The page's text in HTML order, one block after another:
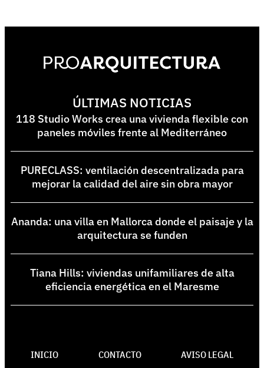
ÚLTIMAS NOTICIAS
118 Studio Works crea una vivienda flexible con
paneles móviles frente al Mediterráneo
PURECLASS: ventilación descentralizada para
mejorar la calidad del aire sin obra mayor
Ananda: una villa en Mallorca donde el paisaje y la
arquitectura se funden
Tiana Hills: viviendas unifamiliares de alta
eficiencia energética en el Maresme
INICIO CONTACTO AVISO LEGAL